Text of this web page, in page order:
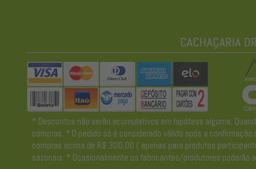
* Descontos não serão acumulativos em hipótese alguma.
compras. * O pedido só é considerado válido após a
compras acima de R$ 300,00 ( apenas para produtos
sazonais. * Ocasionalmente os fabricantes/produtores poderão